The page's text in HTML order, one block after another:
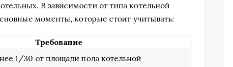
В зависимости от типа котельной
моменты, которые стоит учитывать:
Требование
1/30 от площади пола котельной